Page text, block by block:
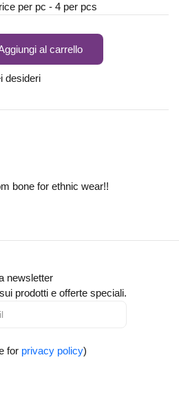
per pc - 4 per pcs
al carrello
desideri
bone for ethnic wear!!
newsletter
prodotti e offerte speciali.
for privacy policy)